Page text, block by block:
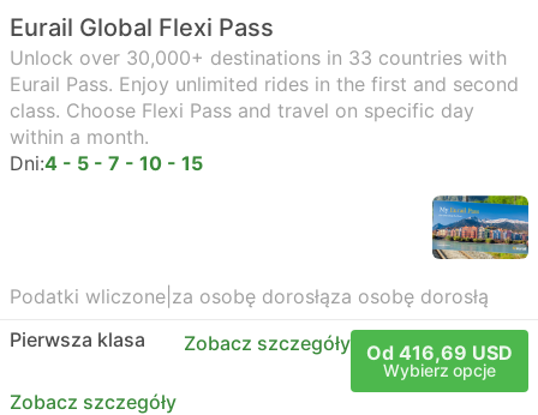
Eurail Global Flexi Pass
Unlock over 30,000+ destinations in 33 countries with
Eurail Pass. Enjoy unlimited rides in the first and second
class. Choose Flexi Pass and travel on specific day
within a month.
Dni:4 - 5 - 7 - 10 - 15
Podatki wliczone za osobę dorosłąza osobę dorosłą
Pierwsza klasa
Zobacz szczegóły Od 416,69 USD
Wybierz opcje
Zobacz szczegóły